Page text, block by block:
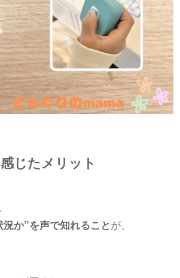
じたメリット
か”を声で知れることが、